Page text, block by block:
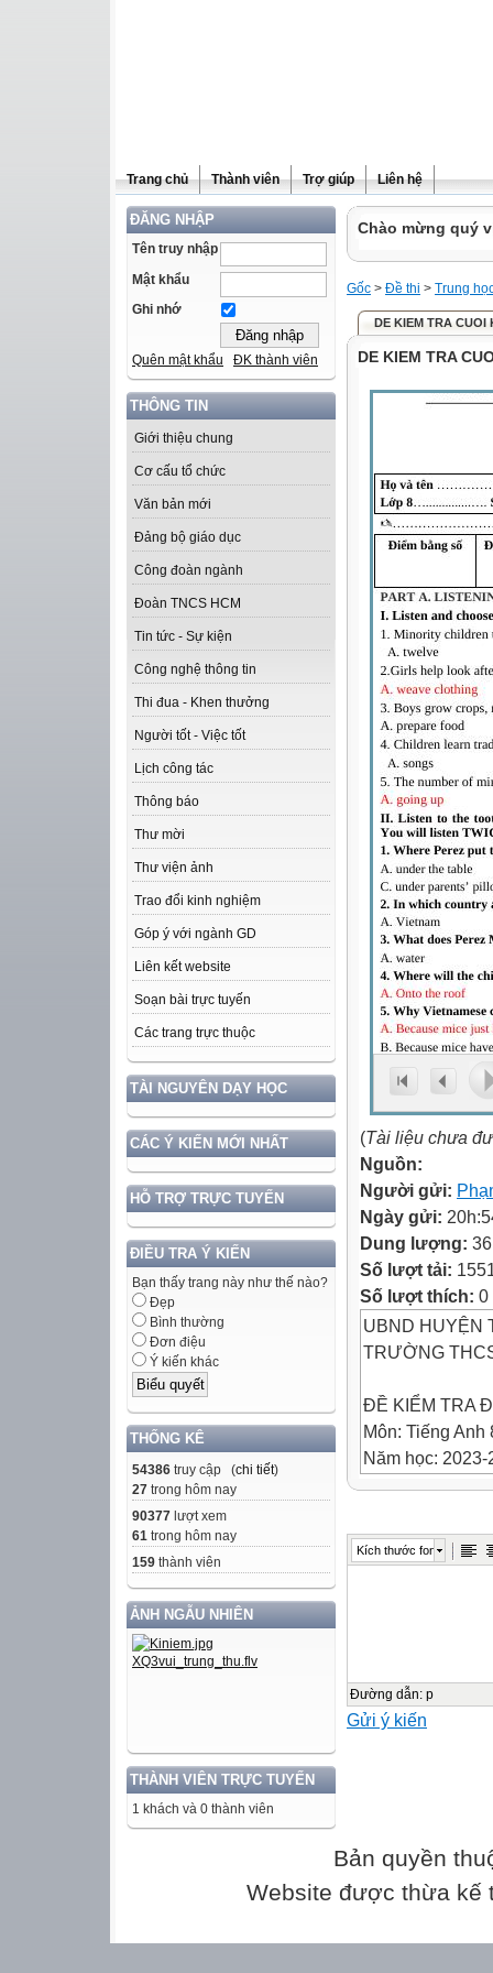
Trang chủ Thành viên Trợ giúp Liên hệ
ĐĂNG NHẬP
Tên truy nhập
Mật khẩu
Ghi nhớ
Quên mật khẩu ĐK thành viên
THÔNG TIN
Giới thiệu chung
Cơ cấu tổ chức
Văn bản mới
Đảng bộ giáo dục
Công đoàn ngành
Đoàn TNCS HCM
Tin tức - Sự kiện
Công nghệ thông tin
Thi đua - Khen thưởng
Người tốt - Việc tốt
Lịch công tác
Thông báo
Thư mời
Thư viện ảnh
Trao đổi kinh nghiệm
Góp ý với ngành GD
Liên kết website
Soạn bài trực tuyến
Các trang trực thuộc
TÀI NGUYÊN DẠY HỌC
CÁC Ý KIẾN MỚI NHẤT
HỖ TRỢ TRỰC TUYẾN
ĐIỀU TRA Ý KIẾN
Bạn thấy trang này như thế nào?
Đẹp
Bình thường
Đơn điệu
Ý kiến khác
THỐNG KÊ
54386 truy cập (chi tiết)
27 trong hôm nay
90377 lượt xem
61 trong hôm nay
159 thành viên
ẢNH NGẪU NHIÊN
THÀNH VIÊN TRỰC TUYẾN
1 khách và 0 thành viên
Chào mừng quý
Gốc > Đề thi > Trung
DE KIEM TRA CUOI
DE KIEM TRA
(Tài liệu chưa
Nguồn:
Người gửi:
Ngày gửi:
Dung lượng:
Số lượt tải:
Số lượt thích: 0
UBND HUYỆN
TRƯỜNG
ĐỀ KIỂM TRA
Môn: Tiếng Anh
Năm học: 2023-
Họ và tên
Lớp
Chữ ký GK1
Kích thước font
Đường dẫn: p
Gửi ý kiến
Bản quyền
Website được thừa